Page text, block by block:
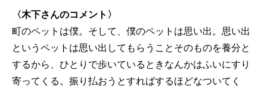
〈木下さんのコメント〉
町のペットは僕。そして、僕のペットは思い出。思い出
というペットは思い出してもらうことそのものを養分と
するから、ひとりで歩いているときなんかはふいにすり
寄ってくる。振り払おうとすればするほどなついてく